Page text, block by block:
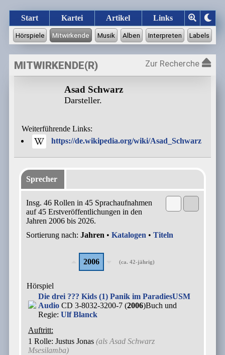
Start Kartei Artikel Links
MITWIRKENDE(R) Zur Recherche
Asad Schwarz
Darsteller.
Weiterführende Links:
https://de.wikipedia.org/wiki/Asad_Schwarz
Sprecher
Insg. 46 Rollen in 45 Sprachaufnahmen
auf 45 Erstveröffentlichungen in den
Jahren 2006 bis 2026.
Sortierung nach: Jahren • Katalogen • Titeln
2006 (ca. 42-jährig)
Hörspiel
Die drei ??? Kids (1) Panik im ParadiesUSM
AudioCD 3-8032-3200-7 (2006)Buch und
Regie: Ulf Blanck
Auftritt:
1 Rolle: Justus Jonas (als Asad Schwarz
Msesilamba)